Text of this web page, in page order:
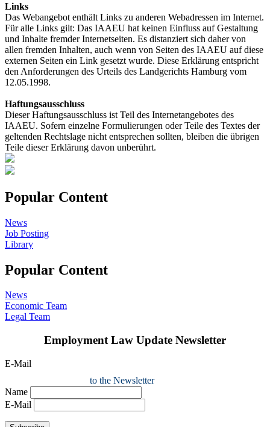
Links
Das Webangebot enthält Links zu anderen Webadressen im Internet.
Für alle Links gilt: Das IAAEU hat keinen Einfluss auf Gestaltung
und Inhalte fremder Internetseiten. Es distanziert sich daher von
allen fremden Inhalten, auch wenn von Seiten des IAAEU auf diese
externen Seiten ein Link gesetzt wurde. Diese Erklärung entspricht
den Anforderungen des Urteils des Landgerichts Hamburg vom
12.05.1998.
Haftungsausschluss
Dieser Haftungsausschluss ist Teil des Internetangebotes des
IAAEU. Sofern einzelne Formulierungen oder Teile des Textes der
geltenden Rechtslage nicht entsprechen sollten, bleiben die übrigen
Teile dieser Erklärung davon unberührt.
Popular Content
News
Job Posting
Library
Popular Content
News
Economic Team
Legal Team
Employment Law Update Newsletter
E-Mail
to the Newsletter
Name
E-Mail